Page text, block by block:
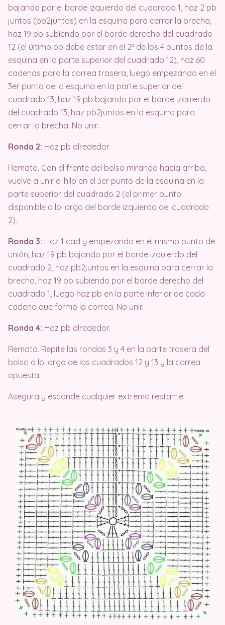
bajando por el borde izquierdo del cuadrado 1, haz 2 pb
juntos (pb2juntos) en la esquina para cerrar la brecha,
haz 19 pb subiendo por el borde derecho del cuadrado
12 (el último pb debe estar en el 2º de los 4 puntos de la
esquina en la parte superior del cuadrado 12), haz 60
cadenas para la correa trasera, luego empezando en el
3er punto de la esquina en la parte superior del
cuadrado 13, haz 19 pb bajando por el borde izquierdo
del cuadrado 13, haz pb2juntos en la esquina para
cerrar la brecha. No unir.
Ronda 2: Haz pb alrededor.
Remata. Con el frente del bolso mirando hacia arriba,
vuelve a unir el hilo en el 3er punto de la esquina en la
parte superior del cuadrado 2 (el primer punto
disponible a lo largo del borde izquierdo del cuadrado
2).
Ronda 3: Haz 1 cad y empezando en el mismo punto de
unión, haz 19 pb bajando por el borde izquierdo del
cuadrado 2, haz pb2juntos en la esquina para cerrar la
brecha, haz 19 pb subiendo por el borde derecho del
cuadrado 1, luego haz pb en la parte inferior de cada
cadena que formó la correa. No unir.
Ronda 4: Haz pb alrededor.
Remata. Repite las rondas 3 y 4 en la parte trasera del
bolso a lo largo de los cuadrados 12 y 13 y la correa
opuesta.
Asegura y esconde cualquier extremo restante.